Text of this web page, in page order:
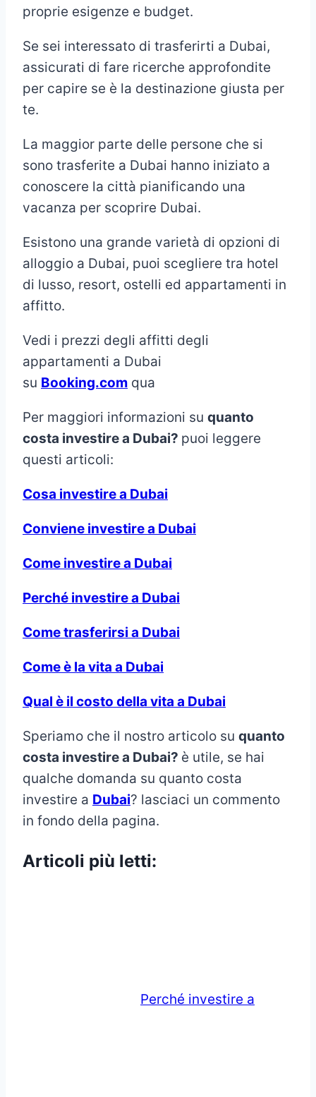
proprie esigenze e budget.
Se sei interessato di trasferirti a Dubai,
assicurati di fare ricerche approfondite
per capire se è la destinazione giusta per
te.
La maggior parte delle persone che si
sono trasferite a Dubai hanno iniziato a
conoscere la città pianificando una
vacanza per scoprire Dubai.
Esistono una grande varietà di opzioni di
alloggio a Dubai, puoi scegliere tra hotel
di lusso, resort, ostelli ed appartamenti in
affitto.
Vedi i prezzi degli affitti degli
appartamenti a Dubai
su Booking.com qua
Per maggiori informazioni su quanto
costa investire a Dubai? puoi leggere
questi articoli:
Cosa investire a Dubai
Conviene investire a Dubai
Come investire a Dubai
Perché investire a Dubai
Come trasferirsi a Dubai
Come è la vita a Dubai
Qual è il costo della vita a Dubai
Speriamo che il nostro articolo su quanto
costa investire a Dubai? è utile, se hai
qualche domanda su quanto costa
investire a Dubai? lasciaci un commento
in fondo della pagina.
Articoli più letti:
Perché investire a